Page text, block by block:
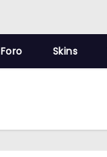
Foro Skins